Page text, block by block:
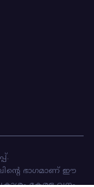
ഭാഗമാണ് ഈ
കേരള വനം